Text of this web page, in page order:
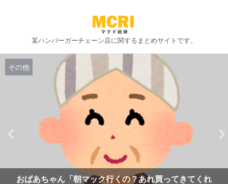
某ハンバーガーチェーン店に関するまとめサイトです。
その他
おばあちゃん「朝マック行くの？あれ買ってきてくれ